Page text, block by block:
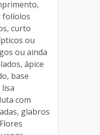
folíolos
curto
ou
ou ainda
ápice
base
com
glabros